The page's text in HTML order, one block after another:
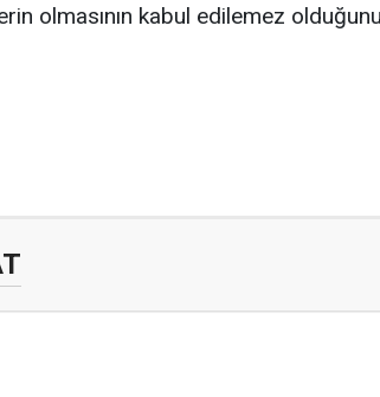
olmasının kabul edilemez